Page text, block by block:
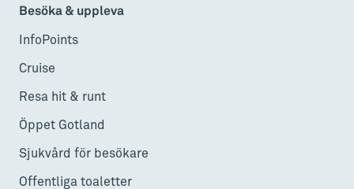
Besöka & uppleva
InfoPoints
Cruise
Resa hit & runt
Öppet Gotland
Sjukvård för besökare
Offentliga toaletter